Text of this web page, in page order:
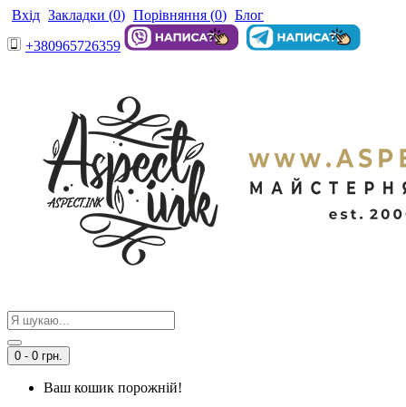
Вхід Закладки (0) Порівняння (0) Блог
+380965726359
0 - 0 грн.
Ваш кошик порожній!